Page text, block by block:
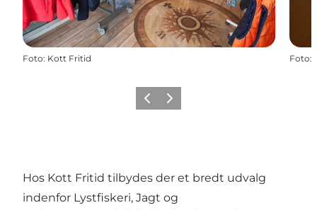
Foto: Kott Fritid Foto:
ForrigeNæste
Hos Kott Fritid tilbydes der et bredt udvalg
indenfor Lystfiskeri, Jagt og